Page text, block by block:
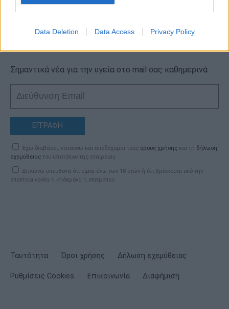
Data Deletion Data Access Privacy Policy
Σημαντικά νέα για την υγεία στο mail σας καθημερινά
ΕΓΓΡΑΦΗ
Έχω διαβάσει, κατανοώ και αποδέχομαι τους όρους χρήσης και τη δήλωση
εχεμύθειας του ιστοτόπου της εταιρείας
Δηλώνω υπεύθυνα ότι είμαι άνω των 18 ετών ή ότι βρίσκομαι υπό την
εποπτεία γονέα ή κηδεμόνα ή επιτρόπου
Ταυτότητα Όροι χρήσης Δήλωση εχεμύθειας
Ρυθμίσεις Cookies Επικοινωνία Διαφήμιση